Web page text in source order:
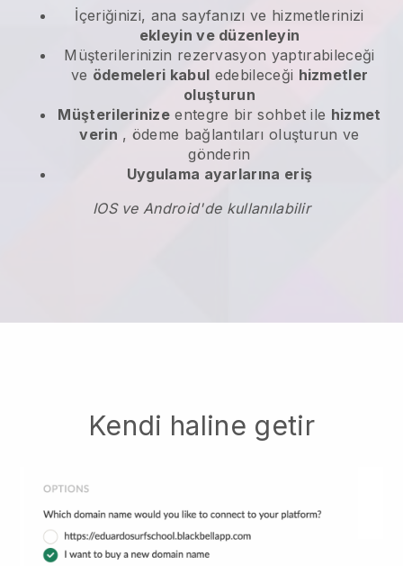
İçeriğinizi, ana sayfanızı ve hizmetlerinizi
ekleyin ve düzenleyin
Müşterilerinizin rezervasyon yaptırabileceği
ve ödemeleri kabul edebileceği hizmetler
oluşturun
Müşterilerinize entegre bir sohbet ile hizmet
verin , ödeme bağlantıları oluşturun ve
gönderin
Uygulama ayarlarına eriş
IOS ve Android'de kullanılabilir
Kendi haline getir